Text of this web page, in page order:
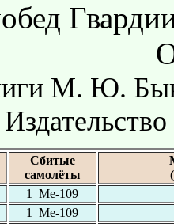
М. Ю.
Сбитые
самолёты
1 Ме-109
1 Ме-109